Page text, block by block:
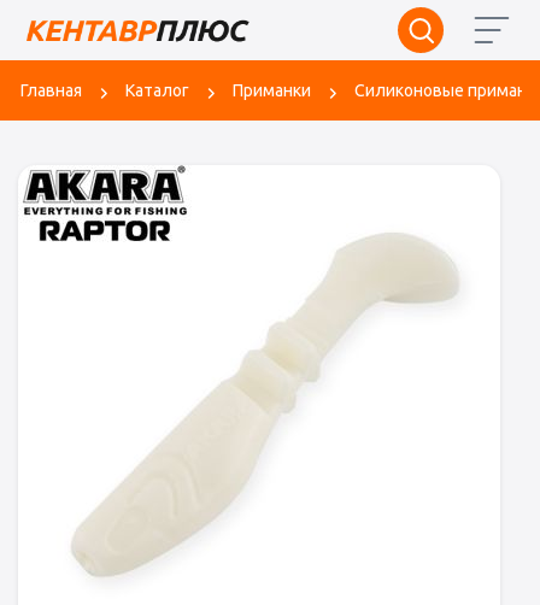
Главная Каталог Приманки Силиконовые